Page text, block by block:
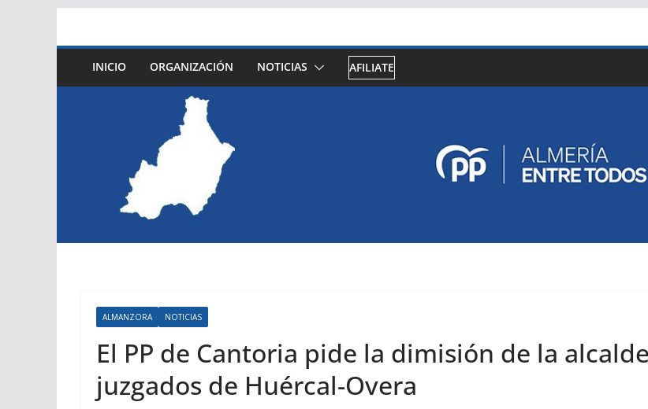
contenido
INICIO ORGANIZACIÓN NOTICIAS AFILIATE
ALMANZORA NOTICIAS
El PP de Cantoria pide la dimisión de la
juzgados de Huércal-Overa